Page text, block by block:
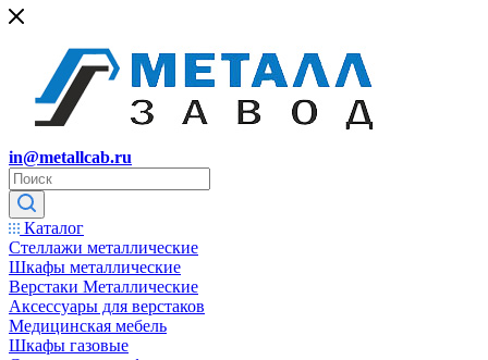
in@metallcab.ru
Каталог
Стеллажи металлические
Шкафы металлические
Верстаки Металлические
Аксессуары для верстаков
Медицинская мебель
Шкафы газовые